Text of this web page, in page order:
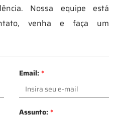
Nossa equipe está
venha e faça um
Email:*
Assunto:*